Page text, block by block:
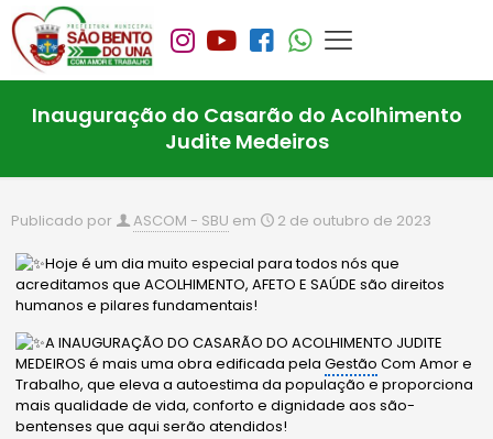
Inauguração do Casarão do Acolhimento
Judite Medeiros
Publicado por ASCOM - SBU em 2 de outubro de 2023
Hoje é um dia muito especial para todos nós que
acreditamos que ACOLHIMENTO, AFETO E SAÚDE são direitos
humanos e pilares fundamentais!
A INAUGURAÇÃO DO CASARÃO DO ACOLHIMENTO JUDITE
MEDEIROS é mais uma obra edificada pelaGestão Com Amor e
Trabalho, que eleva a autoestima da população e proporciona
mais qualidade de vida, conforto e dignidade aos são-
bentenses que aqui serão atendidos!